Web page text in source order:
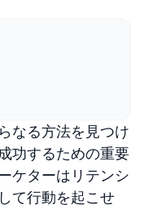
なる方法を見つけ
功するための重要
ケターはリテンシ
て行動を起こせ